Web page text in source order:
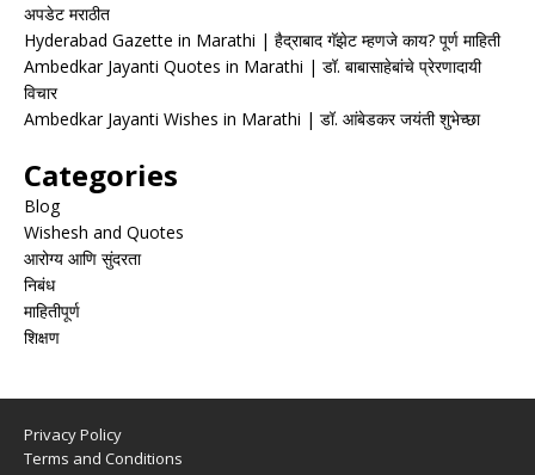
अपडेट मराठीत
Hyderabad Gazette in Marathi | हैद्राबाद गॅझेट म्हणजे काय? पूर्ण माहिती
Ambedkar Jayanti Quotes in Marathi | डॉ. बाबासाहेबांचे प्रेरणादायी
विचार
Ambedkar Jayanti Wishes in Marathi | डॉ. आंबेडकर जयंती शुभेच्छा
Categories
Blog
Wishesh and Quotes
आरोग्य आणि सुंदरता
निबंध
माहितीपूर्ण
शिक्षण
Privacy Policy
Terms and Conditions